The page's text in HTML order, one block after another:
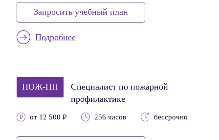
Запросить учебный план
Подробнее
ПОЖ-ПП
Специалист по пожарной
профилактике
от 12 500 ₽ 256 часов бессрочно